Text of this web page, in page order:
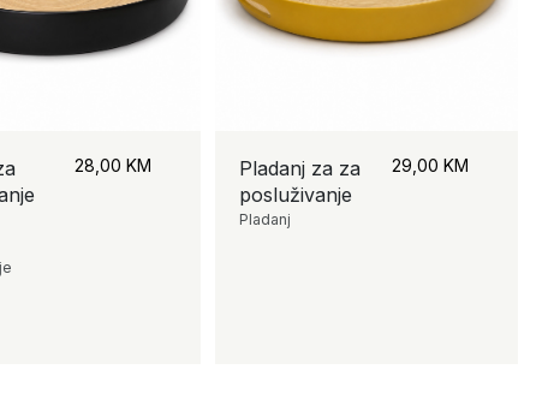
28,00KM
Pladanj za za
posluživanje
Pladanj
29,00KM